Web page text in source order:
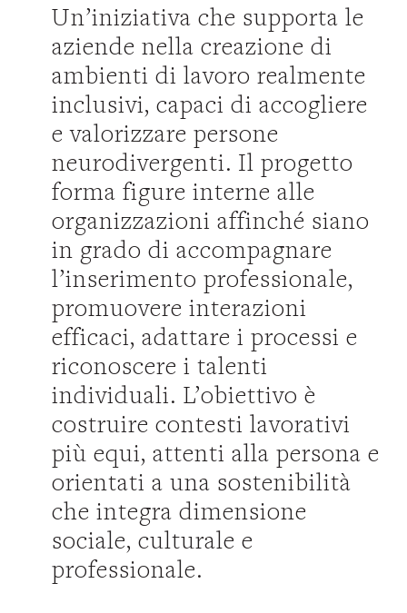
Un’iniziativa che supporta le
aziende nella creazione di
ambienti di lavoro realmente
inclusivi, capaci di accogliere
e valorizzare persone
neurodivergenti. Il progetto
forma figure interne alle
organizzazioni affinché siano
in grado di accompagnare
l’inserimento professionale,
promuovere interazioni
efficaci, adattare i processi e
riconoscere i talenti
individuali. L’obiettivo è
costruire contesti lavorativi
più equi, attenti alla persona e
orientati a una sostenibilità
che integra dimensione
sociale, culturale e
professionale.